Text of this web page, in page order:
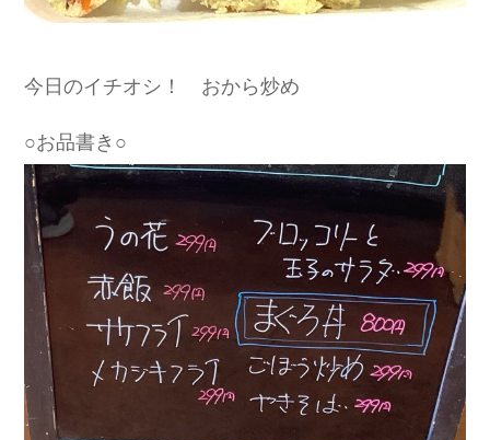
今日のイチオシ！ おから炒め
○お品書き○